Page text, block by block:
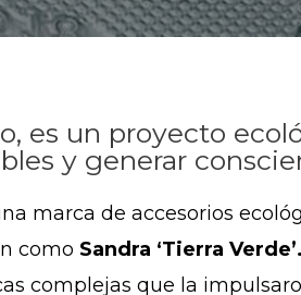
es un proyecto
y generar
marca de accesorios
como Sandra ‘Tierra
complejas que la